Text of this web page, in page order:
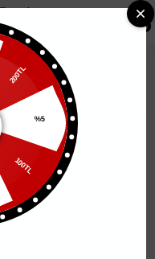
0
200TL
%5
100TL